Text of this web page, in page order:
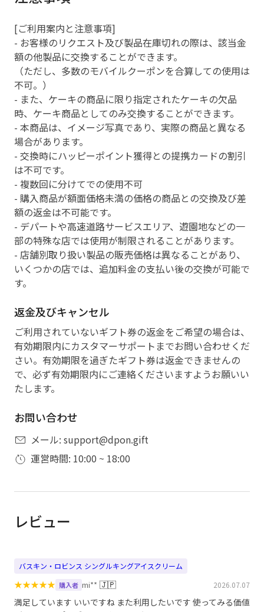
[ご利用案内と注意事項]
- お客様のリクエスト及び製品在庫切れの際は、該当金
額の他製品に交換することができます。
（ただし、多数のモバイルクーポンを合算しての使用は
不可。）
- また、ケーキの商品に限り指定されたケーキの欠品
時、ケーキ商品としてのみ交換することができます。
- 本商品は、イメージ写真であり、実際の商品と異なる
場合があります。
- 交換時にハッピーポイント獲得との提携カードの割引
は不可です。
- 複数回に分けてでの使用不可
- 購入商品が額面価格未満の価格の商品との交換及び差
額の返金は不可能です。
- デパートや高速道路サービスエリア、遊園地などの一
部の特殊な店では使用が制限されることがあります。
- 店舗別取り扱い製品の販売価格は異なることがあり、
いくつかの店では、追加料金の支払い後の交換が可能で
す。
返金及びキャンセル
ご利用されていないギフト券の返金をご希望の場合は、
有効期限内にカスタマーサポートまでお問い合わせくだ
さい。有効期限を過ぎたギフト券は返金できませんの
で、必ず有効期限内にご連絡くださいますようお願いい
たします。
お問い合わせ
メール: support@dpon.gift
運営時間: 10:00 ~ 18:00
レビュー
バスキン・ロビンス シングルキングアイスクリーム
★★★★★ 購入者 mi** 🇯🇵 2026.07.07
満足しています いいですね また利用したいです 使ってみる価値